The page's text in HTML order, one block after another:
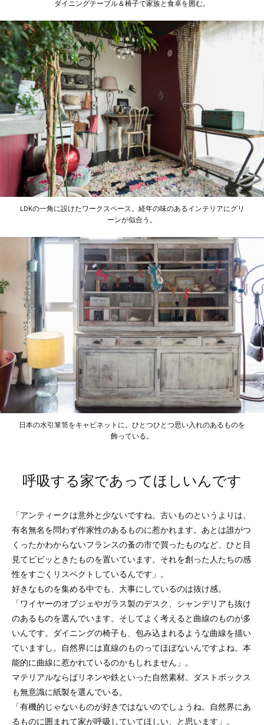
ダイニングテーブル＆椅子で家族と食卓を囲む。
LDKの一角に設けたワークスペース。経年の味のあるインテリアにグリ
ーンが似合う。
日本の水引箪笥をキャビネットに。ひとつひとつ思い入れのあるものを
飾っている。
呼吸する家であってほしいんです
「アンティークは意外と少ないですね。古いものというよりは、
有名無名を問わず作家性のあるものに惹かれます。あとは誰がつ
くったかわからないフランスの蚤の市で買ったものなど、ひと目
見てビビッときたものを置いています。それを創った人たちの感
性をすごくリスペクトしているんです」。
好きなものを集める中でも、大事にしているのは抜け感。
「ワイヤーのオブジェやガラス製のデスク、シャンデリアも抜け
のあるものを選んでいます。そしてよく考えると曲線のものが多
いんです。ダイニングの椅子も、包み込まれるような曲線を描い
ていますし。自然界には直線のものってほぼないんですよね。本
能的に曲線に惹かれているのかもしれません」。
マテリアルならばリネンや鉄といった自然素材。ダストボックス
も無意識に紙製を選んでいる。
「有機的じゃないものが好きではないのでしょうね。自然界にあ
るものに囲まれて家が呼吸していてほしい、と思います」。